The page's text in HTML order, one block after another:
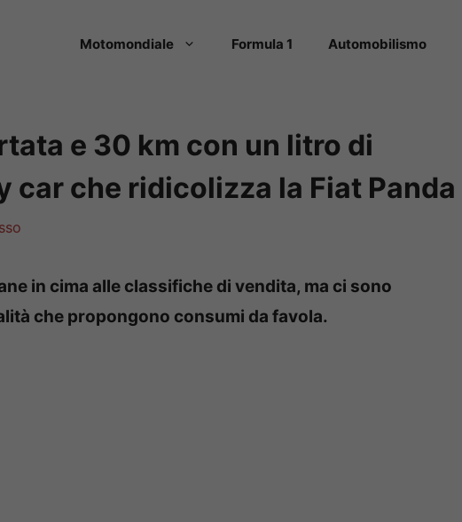
Motomondiale Formula 1 Automobilismo
e 30 km con un litro di
car che ridicolizza la Fiat Panda
in cima alle classifiche di vendita, ma ci sono
che propongono consumi da favola.